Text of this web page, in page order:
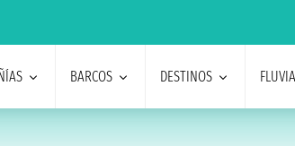
BARCOS DESTINOS